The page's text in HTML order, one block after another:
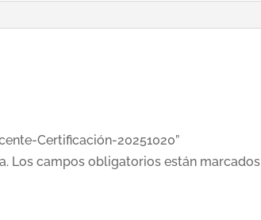
Certificación-20251020”
Los campos obligatorios están marcados